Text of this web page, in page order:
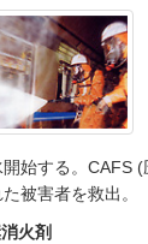
開始する。CAFS
被害者を救出。
火剤